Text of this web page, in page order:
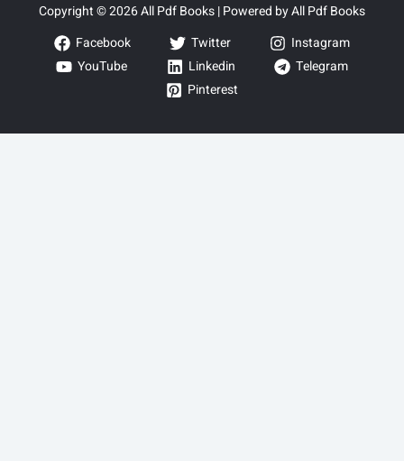
Copyright © 2026 All Pdf Books | Powered by All Pdf Books
Facebook
Twitter
Instagram
YouTube
Linkedin
Telegram
Pinterest